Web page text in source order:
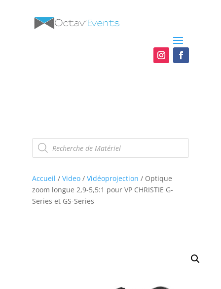
Recherche
de
produits
Accueil / Video/ Vidéoprojection / Optique
zoom longue 2,9-5,5:1 pour VP CHRISTIE G-
Series et GS-Series